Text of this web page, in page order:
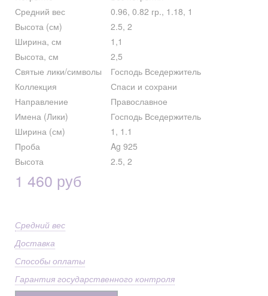
Средний вес
0.96, 0.82 гр., 1.18, 1
Высота (см)
2.5, 2
Ширина, см
1,1
Высота, см
2,5
Святые лики/символы
Господь Вседержитель
Коллекция
Спаси и сохрани
Направление
Православное
Имена (Лики)
Господь Вседержитель
Ширина (см)
1, 1.1
Проба
Ag 925
Высота
2.5, 2
1 460 руб
Средний вес
Доставка
Способы оплаты
Гарантия государственного контроля